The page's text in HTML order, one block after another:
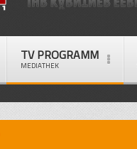
TV PROGRAMM
MEDIATHEK